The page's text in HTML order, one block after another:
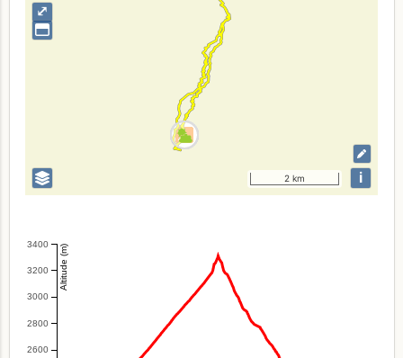
⤢
2 km i
2600
2800
3000
3200
3400 Altitude (m)